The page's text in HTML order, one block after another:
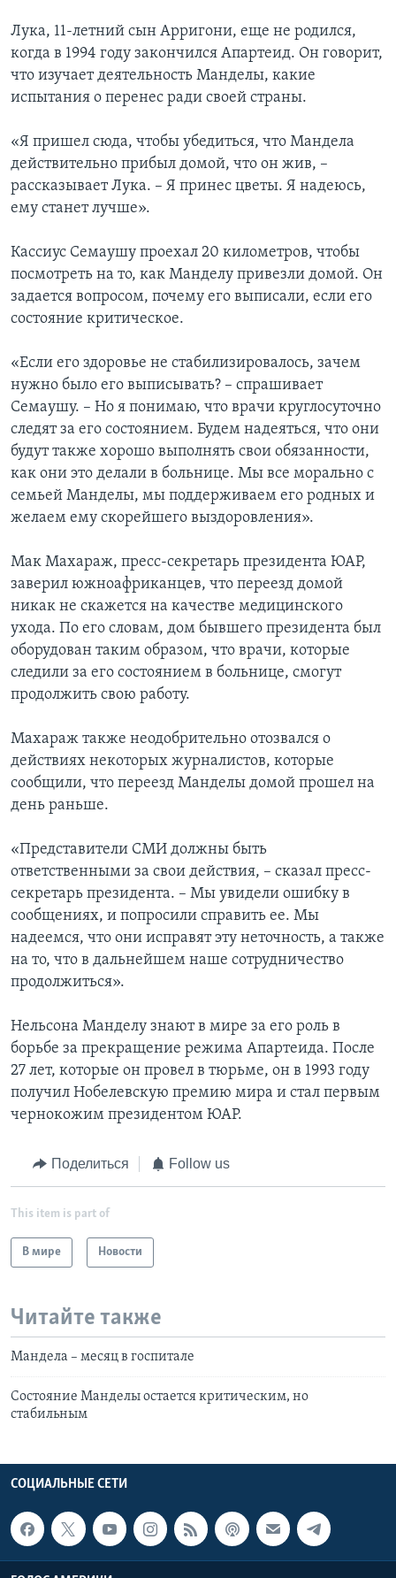
Лука, 11-летний сын Арригони, еще не родился,
когда в 1994 году закончился Апартеид. Он говорит,
что изучает деятельность Манделы, какие
испытания о перенес ради своей страны.
«Я пришел сюда, чтобы убедиться, что Мандела
действительно прибыл домой, что он жив, –
рассказывает Лука. – Я принес цветы. Я надеюсь,
ему станет лучше».
Кассиус Семаушу проехал 20 километров, чтобы
посмотреть на то, как Манделу привезли домой. Он
задается вопросом, почему его выписали, если его
состояние критическое.
«Если его здоровье не стабилизировалось, зачем
нужно было его выписывать? – спрашивает
Семаушу. – Но я понимаю, что врачи круглосуточно
следят за его состоянием. Будем надеяться, что они
будут также хорошо выполнять свои обязанности,
как они это делали в больнице. Мы все морально с
семьей Манделы, мы поддерживаем его родных и
желаем ему скорейшего выздоровления».
Мак Махараж, пресс-секретарь президента ЮАР,
заверил южноафриканцев, что переезд домой
никак не скажется на качестве медицинского
ухода. По его словам, дом бывшего президента был
оборудован таким образом, что врачи, которые
следили за его состоянием в больнице, смогут
продолжить свою работу.
Махараж также неодобрительно отозвался о
действиях некоторых журналистов, которые
сообщили, что переезд Манделы домой прошел на
день раньше.
«Представители СМИ должны быть
ответственными за свои действия, – сказал пресс-
секретарь президента. – Мы увидели ошибку в
сообщениях, и попросили справить ее. Мы
надеемся, что они исправят эту неточность, а также
на то, что в дальнейшем наше сотрудничество
продолжиться».
Нельсона Манделу знают в мире за его роль в
борьбе за прекращение режима Апартеида. После
27 лет, которые он провел в тюрьме, он в 1993 году
получил Нобелевскую премию мира и стал первым
чернокожим президентом ЮАР.
Поделиться Follow us
This item is part of
В мире Новости
Читайте также
Мандела – месяц в госпитале
Состояние Манделы остается критическим, но
стабильным
СОЦИАЛЬНЫЕ СЕТИ